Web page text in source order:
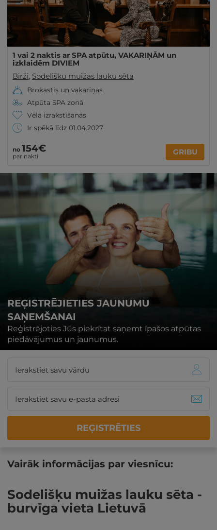
1 vai 2 naktis ar SPA atpūtu, VAKARIŅĀM un
izklaidēm DIVIEM
Birži, Sodelišku muižas lauku sēta
Brokastis un vakariņas
Atpūta SPA zonā
Vēlā izrakstīšanās
Ir spēkā līdz 01.04.2027
no 154€
par nakti GRIBU
REĢISTRĒJIETIES JAUNUMU
SAŅEMŠANAI
Reģistrējoties Jūs piekrītat saņemt īpašos atpūtas
piedāvājumus un jaunumus.
REĢISTRĒTIES
Vairāk informācijas par viesnīcu:
Sodelišķu muižas lauku sēta -
burvīga vieta Lietuvā